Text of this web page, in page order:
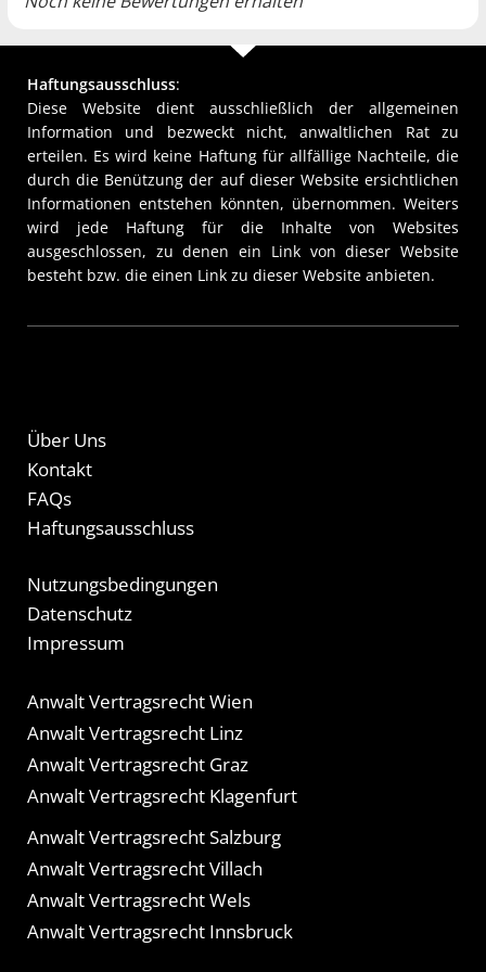
Haftungsausschluss:
Diese Website dient ausschließlich der allgemeinen
Information und bezweckt nicht, anwaltlichen Rat zu
erteilen. Es wird keine Haftung für allfällige Nachteile, die
durch die Benützung der auf dieser Website ersichtlichen
Informationen entstehen könnten, übernommen. Weiters
wird jede Haftung für die Inhalte von Websites
ausgeschlossen, zu denen ein Link von dieser Website
besteht bzw. die einen Link zu dieser Website anbieten.
Über Uns
Kontakt
FAQs
Haftungsausschluss
Nutzungsbedingungen
Datenschutz
Impressum
Anwalt Vertragsrecht Wien
Anwalt Vertragsrecht Linz
Anwalt Vertragsrecht Graz
Anwalt Vertragsrecht Klagenfurt
Anwalt Vertragsrecht Salzburg
Anwalt Vertragsrecht Villach
Anwalt Vertragsrecht Wels
Anwalt Vertragsrecht Innsbruck